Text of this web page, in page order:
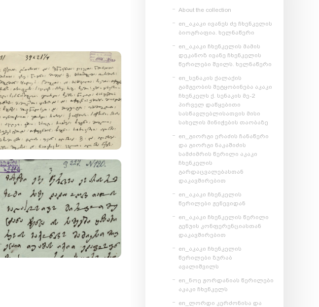
About the collection
en_აკაკი ივანეს ძე ჩხენკელის
ბიოგრაფია. ხელნაწერი
en_აკაკი ჩხენკელის მამის
დეკანოზ ივანე ჩხენკელის
წერილები შვილს. ხელნაწერი
en_სენაკის ქალაქის
გამგეობის შეტყობინება აკაკი
ჩხენკელს ქ. სენაკის მე-2
პირველ დაწყებითი
სასწავლებლისათვის მისი
სახელის მინიჭების თაობაზე
en_გიორგი ერაძის ჩანაწერი
და გიორგი ნაკაშიძის
სამძიმრის წერილი აკაკი
ჩხენკელის
გარდაცვალებასთან
დაკავშირებით
en_აკაკი ჩხენკელის
წერილები ჟენევიდან
en_აკაკი ჩხენკელის წერილი
გენუის კონფერენციასთან
დაკავშირებით
en_აკაკი ჩხენკელის
წერილები ზურაბ
ავალიშვილს
en_ნოე ჟორდანიას წერილები
აკაკი ჩხენკელს
en_ლორდი კერძონისა და